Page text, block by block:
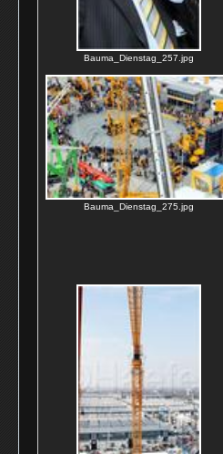
Bauma_Dienstag_257.jpg
Bauma_Dienstag_275.jpg